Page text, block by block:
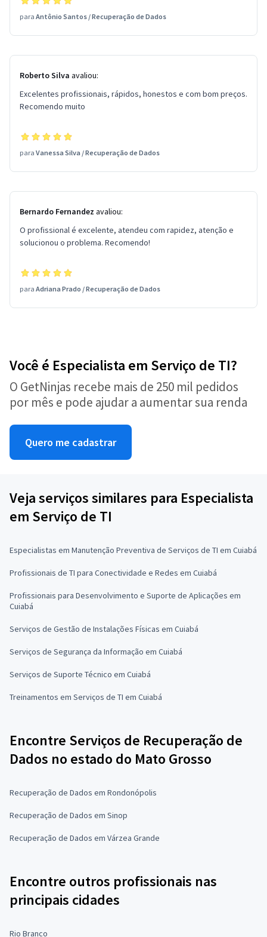
para Antônio Santos /Recuperação de Dados
Roberto Silva avaliou:
Excelentes profissionais, rápidos, honestos e com bom preços.
Recomendo muito
para Vanessa Silva /Recuperação de Dados
Bernardo Fernandez avaliou:
O profissional é excelente, atendeu com rapidez, atenção e
solucionou o problema. Recomendo!
para Adriana Prado /Recuperação de Dados
Você é Especialista em Serviço de TI?
O GetNinjas recebe mais de 250 mil pedidos
por mês e pode ajudar a aumentar sua renda
Quero me cadastrar
Veja serviços similares para Especialista
em Serviço de TI
Especialistas em Manutenção Preventiva de Serviços de TI em Cuiabá
Profissionais de TI para Conectividade e Redes em Cuiabá
Profissionais para Desenvolvimento e Suporte de Aplicações em
Cuiabá
Serviços de Gestão de Instalações Físicas em Cuiabá
Serviços de Segurança da Informação em Cuiabá
Serviços de Suporte Técnico em Cuiabá
Treinamentos em Serviços de TI em Cuiabá
Encontre Serviços de Recuperação de
Dados no estado do Mato Grosso
Recuperação de Dados em Rondonópolis
Recuperação de Dados em Sinop
Recuperação de Dados em Várzea Grande
Encontre outros profissionais nas
principais cidades
Rio Branco